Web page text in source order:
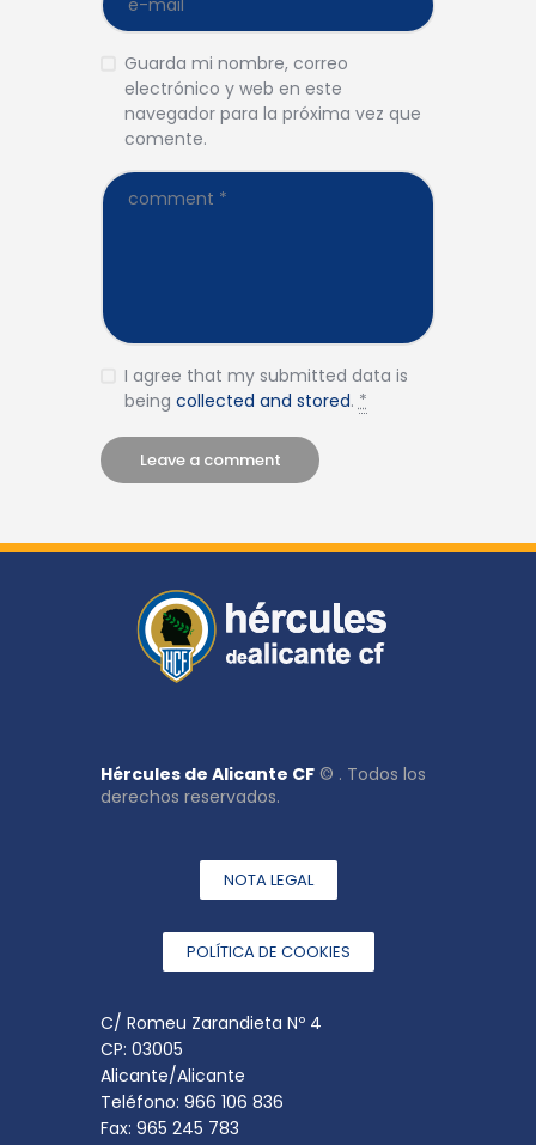
Guarda mi nombre, correo
electrónico y web en este
navegador para la próxima vez que
comente.
I agree that my submitted data is
being collected and stored.*
Hércules de Alicante CF © . Todos los
derechos reservados.
NOTA LEGAL
POLÍTICA DE COOKIES
C/ Romeu Zarandieta Nº 4
CP: 03005
Alicante/Alicante
Teléfono: 966 106 836
Fax: 965 245 783